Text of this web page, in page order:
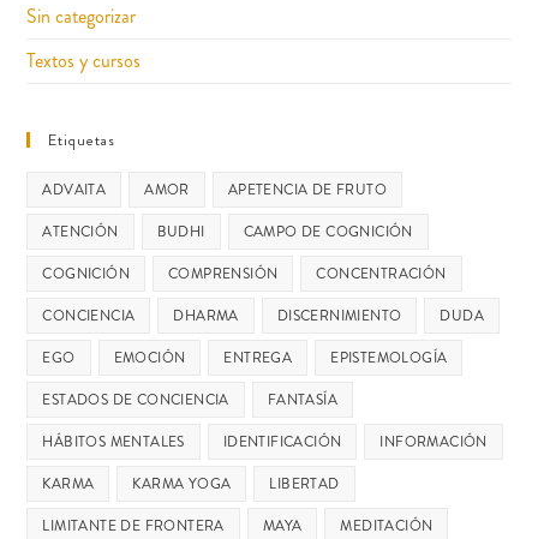
Sin categorizar
Textos y cursos
Etiquetas
ADVAITA AMOR
APETENCIA DE FRUTO
ATENCIÓN
BUDHI
CAMPO DE COGNICIÓN
COGNICIÓN
COMPRENSIÓN
CONCENTRACIÓN
CONCIENCIA
DHARMA DISCERNIMIENTO
DUDA
EGO
EMOCIÓN ENTREGA
EPISTEMOLOGÍA
ESTADOS DE CONCIENCIA
FANTASÍA
HÁBITOS MENTALES
IDENTIFICACIÓN
INFORMACIÓN
KARMA
KARMA YOGA
LIBERTAD
LIMITANTE DE FRONTERA
MAYA
MEDITACIÓN